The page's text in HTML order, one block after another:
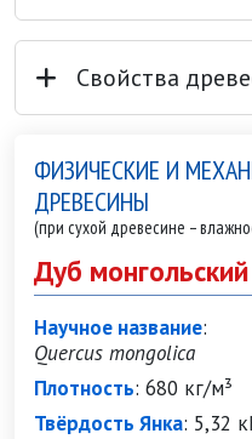
Свойства
ФИЗИЧЕСКИЕ И
ДРЕВЕСИНЫ
(при сухой древесине –
Дуб монгольский
Научное название:
Quercus mongolica
Плотность: 680 кг/м³
Твёрдость Янка: 5,32